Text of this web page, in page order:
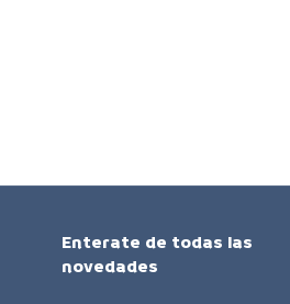
Enterate de todas las
novedades